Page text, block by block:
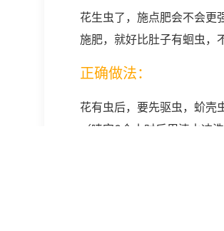
花生虫了，施点肥会不会更
施肥，就好比肚子有蛔虫，
正确做法：
花有虫后，要先驱虫，蚧壳
（喷完3个小时后用清水冲